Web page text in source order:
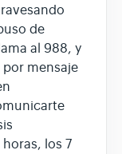
de
al 988, y
por mensaje
los 7